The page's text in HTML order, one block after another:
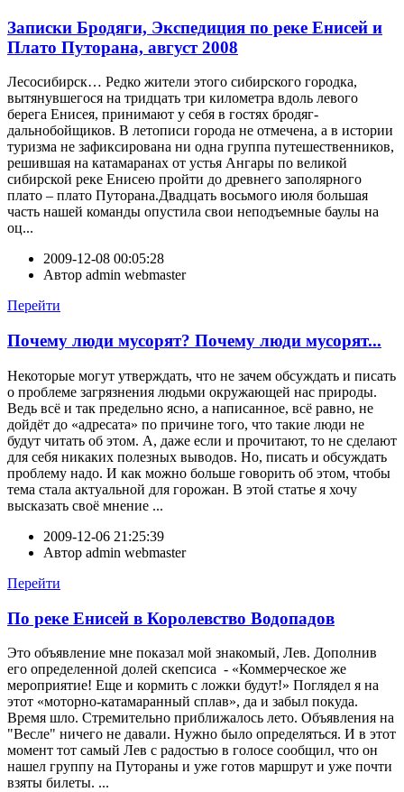
Записки Бродяги, Экспедиция по реке Енисей и
Плато Путорана, август 2008
Лесосибирск… Редко жители этого сибирского городка,
вытянувшегося на тридцать три километра вдоль левого
берега Енисея, принимают у себя в гостях бродяг-
дальнобойщиков. В летописи города не отмечена, а в истории
туризма не зафиксирована ни одна группа путешественников,
решившая на катамаранах от устья Ангары по великой
сибирской реке Енисею пройти до древнего заполярного
плато – плато Путорана.Двадцать восьмого июля большая
часть нашей команды опустила свои неподъемные баулы на
оц...
2009-12-08 00:05:28
Автор admin webmaster
Перейти
Почему люди мусорят? Почему люди мусорят...
Некоторые могут утверждать, что не зачем обсуждать и писать
о проблеме загрязнения людьми окружающей нас природы.
Ведь всё и так предельно ясно, а написанное, всё равно, не
дойдёт до «адресата» по причине того, что такие люди не
будут читать об этом. А, даже если и прочитают, то не сделают
для себя никаких полезных выводов. Но, писать и обсуждать
проблему надо. И как можно больше говорить об этом, чтобы
тема стала актуальной для горожан. В этой статье я хочу
высказать своё мнение ...
2009-12-06 21:25:39
Автор admin webmaster
Перейти
По реке Енисей в Королевство Водопадов
Это объявление мне показал мой знакомый, Лев. Дополнив
его определенной долей скепсиса - «Коммерческое же
мероприятие! Еще и кормить с ложки будут!» Поглядел я на
этот «моторно-катамаранный сплав», да и забыл покуда.
Время шло. Стремительно приближалось лето. Объявления на
"Весле" ничего не давали. Нужно было определяться. И в этот
момент тот самый Лев с радостью в голосе сообщил, что он
нашел группу на Путораны и уже готов маршрут и уже почти
взяты билеты. ...